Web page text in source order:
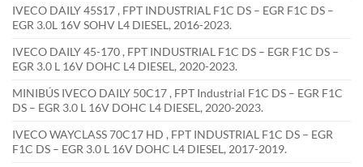
IVECO DAILY 45S17 , FPT INDUSTRIAL F1C DS – EGR F1C DS –
EGR 3.0L 16V SOHV L4 DIESEL, 2016-2023.
IVECO DAILY 45-170 , FPT INDUSTRIAL F1C DS – EGR F1C DS –
EGR 3.0 L 16V DOHC L4 DIESEL, 2020-2023.
MINIBÚS IVECO DAILY 50C17 , FPT Industrial F1C DS – EGR F1C
DS – EGR 3.0 L 16V DOHC L4 DIESEL, 2020-2023.
IVECO WAYCLASS 70C17 HD , FPT INDUSTRIAL F1C DS – EGR
F1C DS – EGR 3.0 L 16V DOHC L4 DIESEL, 2017-2019.